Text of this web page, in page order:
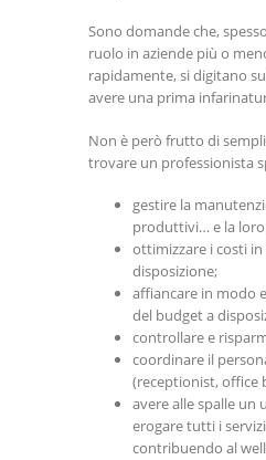
Sono domande che,
ruolo in aziende più o
rapidamente, si digitano
avere una prima
Non è però frutto di
trovare un professionista
gestire la
produttivi… e la
ottimizzare i costi
disposizione;
affiancare in modo
del budget a
controllare e
coordinare il
(receptionist, office
avere alle spalle un
erogare tutti i
contribuendo al